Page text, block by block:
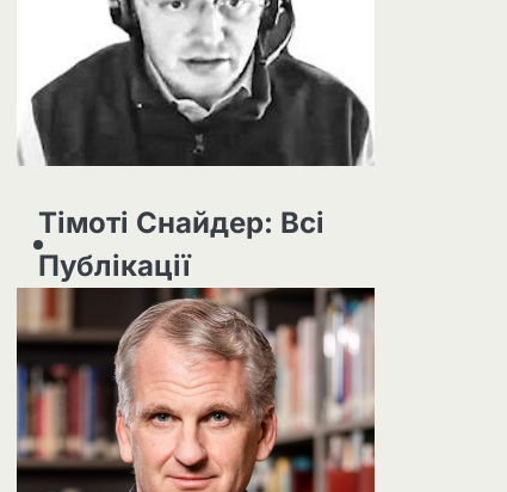
Тімоті Снайдер: Всі
Публікації